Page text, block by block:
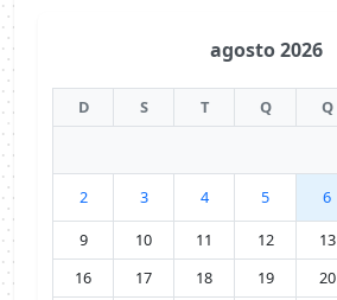
agosto 2026
D S T Q Q
2 3 4 5 6
9
10 11 12 13
16
17 18 19 20